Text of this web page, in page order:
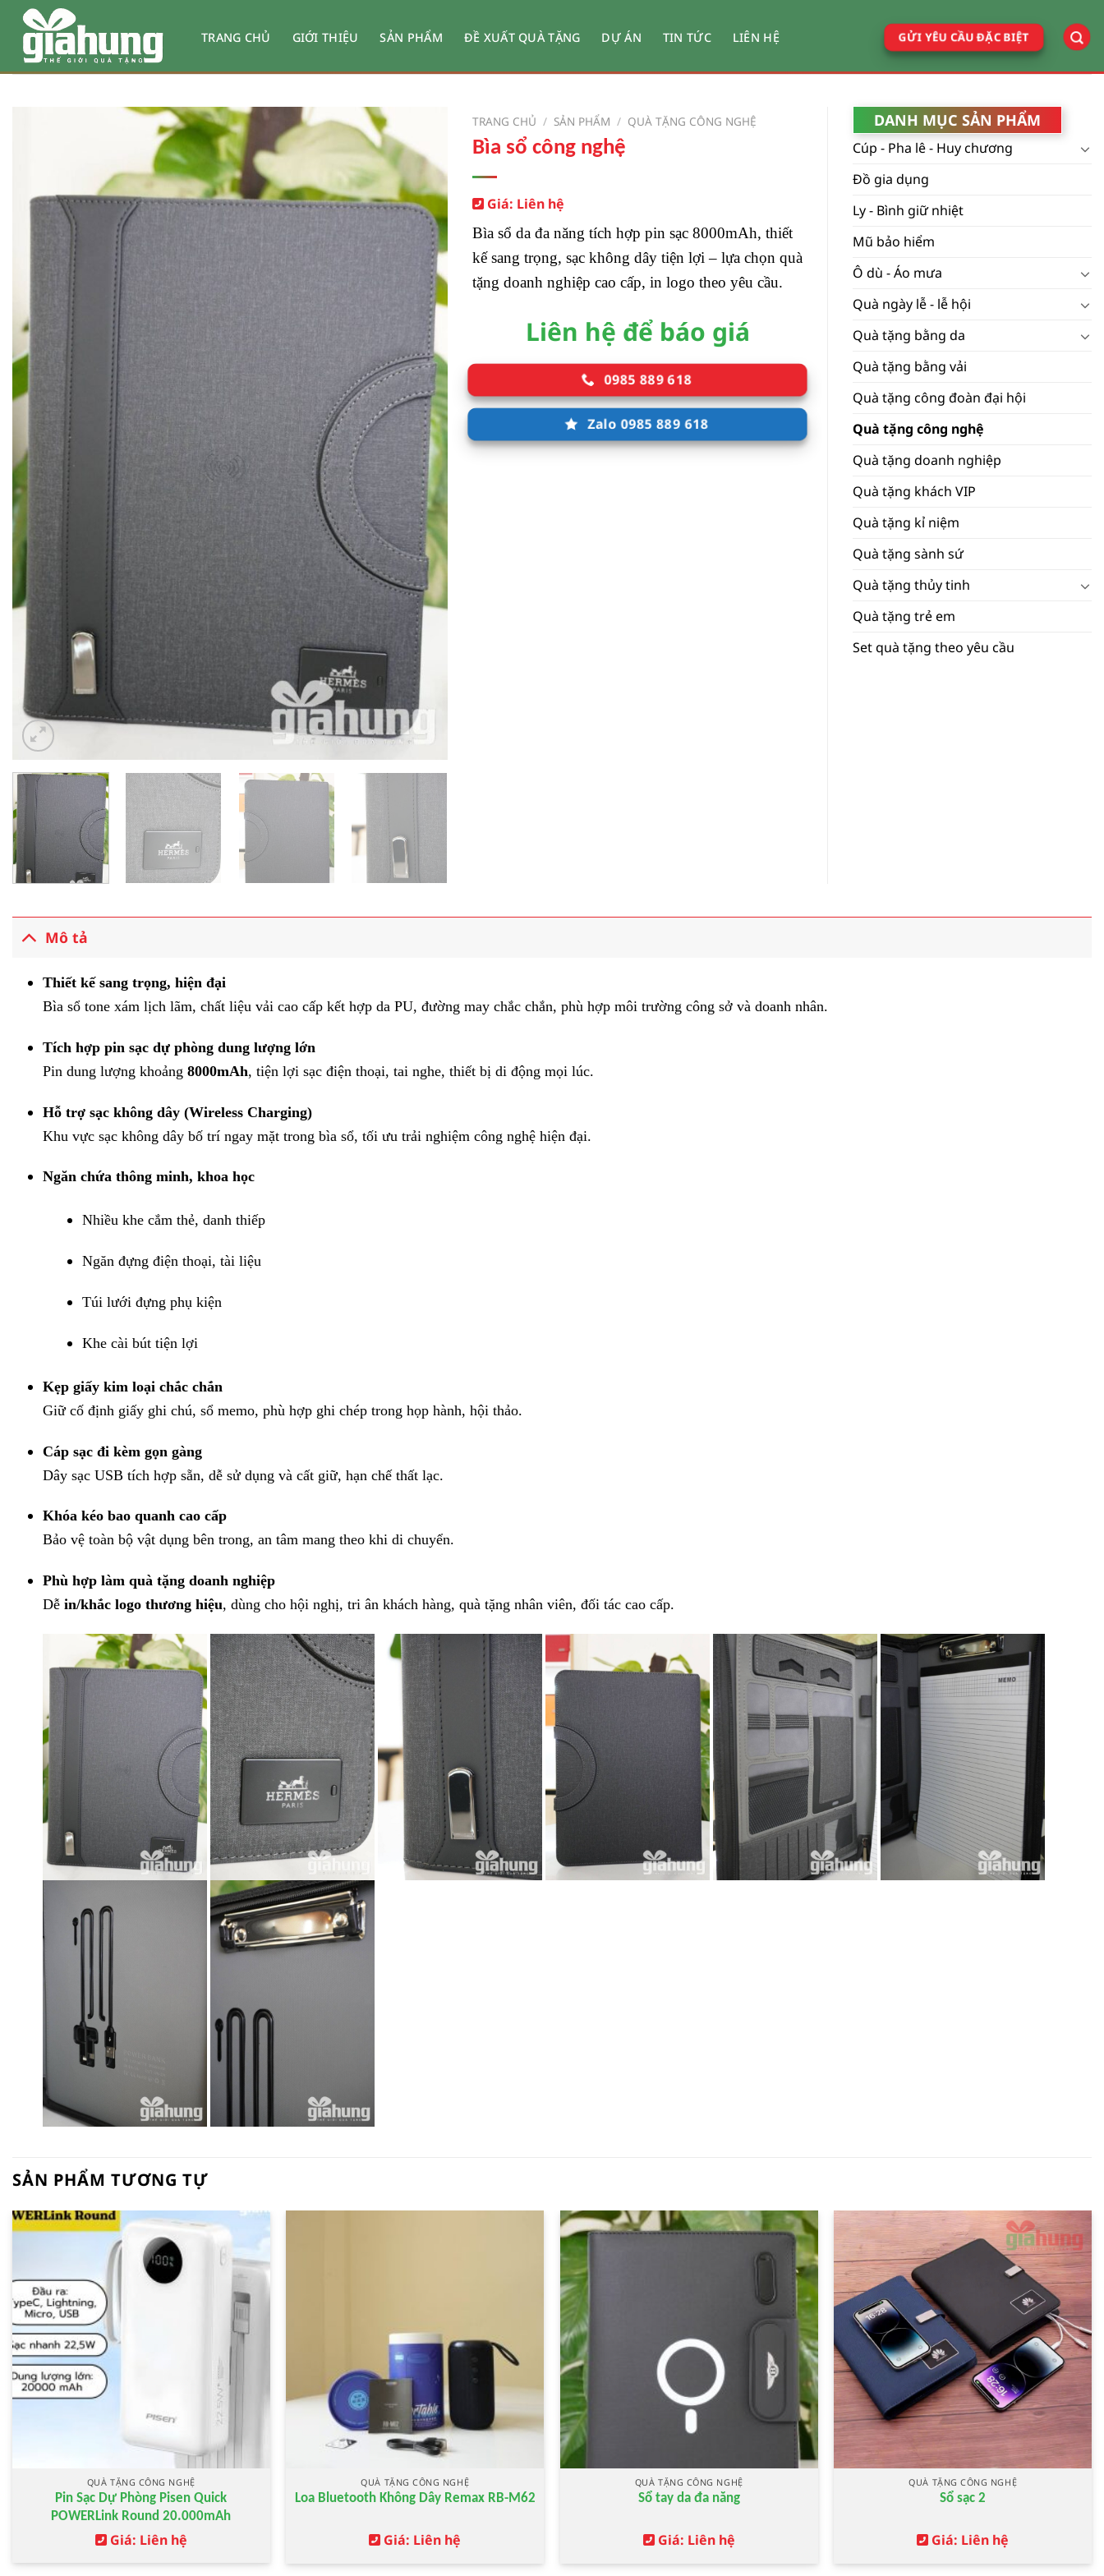
dung
TRANG CHỦ GIỚI THIỆU SẢN PHẨM ĐỀ XUẤT QUÀ TẶNG DỰ ÁN TIN TỨC LIÊN HỆ GỬI YÊU CẦU ĐẶC BIỆT
TRANG CHỦ / SẢN PHẨM / QUÀ TẶNG CÔNG NGHỆ
Bìa sổ công nghệ
Giá: Liên hệ
Bìa sổ da đa năng tích hợp pin sạc 8000mAh, thiết
kế sang trọng, sạc không dây tiện lợi – lựa chọn quà
tặng doanh nghiệp cao cấp, in logo theo yêu cầu.
Liên hệ để báo giá
0985 889 618
Zalo 0985 889 618
DANH MỤC SẢN PHẨM
Cúp - Pha lê - Huy chương
Đồ gia dụng
Ly - Bình giữ nhiệt
Mũ bảo hiểm
Ô dù - Áo mưa
Quà ngày lễ - lễ hội
Quà tặng bằng da
Quà tặng bằng vải
Quà tặng công đoàn đại hội
Quà tặng công nghệ
Quà tặng doanh nghiệp
Quà tặng khách VIP
Quà tặng kỉ niệm
Quà tặng sành sứ
Quà tặng thủy tinh
Quà tặng trẻ em
Set quà tặng theo yêu cầu
Mô tả
Thiết kế sang trọng, hiện đại
Bìa sổ tone xám lịch lãm, chất liệu vải cao cấp kết hợp da PU, đường may chắc chắn, phù hợp môi trường công sở và doanh nhân.
Tích hợp pin sạc dự phòng dung lượng lớn
Pin dung lượng khoảng 8000mAh, tiện lợi sạc điện thoại, tai nghe, thiết bị di động mọi lúc.
Hỗ trợ sạc không dây (Wireless Charging)
Khu vực sạc không dây bố trí ngay mặt trong bìa sổ, tối ưu trải nghiệm công nghệ hiện đại.
Ngăn chứa thông minh, khoa học
Nhiều khe cắm thẻ, danh thiếp
Ngăn đựng điện thoại, tài liệu
Túi lưới đựng phụ kiện
Khe cài bút tiện lợi
Kẹp giấy kim loại chắc chắn
Giữ cố định giấy ghi chú, sổ memo, phù hợp ghi chép trong họp hành, hội thảo.
Cáp sạc đi kèm gọn gàng
Dây sạc USB tích hợp sẵn, dễ sử dụng và cất giữ, hạn chế thất lạc.
Khóa kéo bao quanh cao cấp
Bảo vệ toàn bộ vật dụng bên trong, an tâm mang theo khi di chuyển.
Phù hợp làm quà tặng doanh nghiệp
Dễ in/khắc logo thương hiệu, dùng cho hội nghị, tri ân khách hàng, quà tặng nhân viên, đối tác cao cấp.
SẢN PHẨM TƯƠNG TỰ
QUÀ TẶNG CÔNG NGHỆ
Pin Sạc Dự Phòng Pisen Quick
POWERLink Round 20.000mAh
Giá: Liên hệ
QUÀ TẶNG CÔNG NGHỆ
Loa Bluetooth Không Dây Remax RB-M62
Giá: Liên hệ
QUÀ TẶNG CÔNG NGHỆ
Sổ tay da đa năng
Giá: Liên hệ
QUÀ TẶNG CÔNG NGHỆ
Sổ sạc 2
Giá: Liên hệ